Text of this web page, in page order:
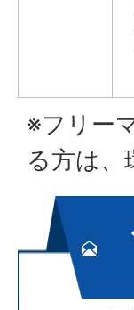
※フリー
る方は、